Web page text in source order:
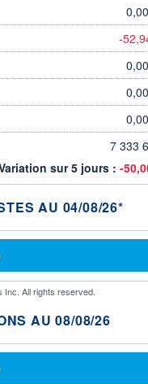
-
7 333
sur 5 jours : -
AU 04/08/26*
All rights reserved.
AU 08/08/26